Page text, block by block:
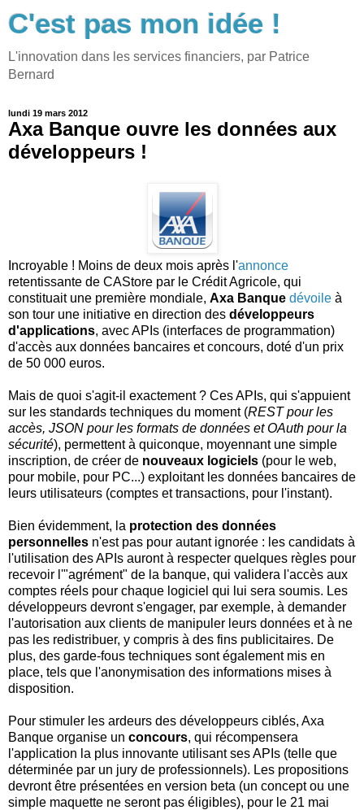
C'est pas mon idée !
L'innovation dans les services financiers, par Patrice
Bernard
lundi 19 mars 2012
Axa Banque ouvre les données aux
développeurs !
Incroyable ! Moins de deux mois après l'annonce
retentissante de CAStore par le Crédit Agricole, qui
constituait une première mondiale, Axa Banque dévoile à
son tour une initiative en direction des développeurs
d'applications, avec APIs (interfaces de programmation)
d'accès aux données bancaires et concours, doté d'un prix
de 50 000 euros.
Mais de quoi s'agit-il exactement ? Ces APIs, qui s'appuient
sur les standards techniques du moment (REST pour les
accès, JSON pour les formats de données et OAuth pour la
sécurité), permettent à quiconque, moyennant une simple
inscription, de créer de nouveaux logiciels (pour le web,
pour mobile, pour PC...) exploitant les données bancaires de
leurs utilisateurs (comptes et transactions, pour l'instant).
Bien évidemment, la protection des données
personnelles n'est pas pour autant ignorée : les candidats à
l'utilisation des APIs auront à respecter quelques règles pour
recevoir l'"agrément" de la banque, qui validera l'accès aux
comptes réels pour chaque logiciel qui lui sera soumis. Les
développeurs devront s'engager, par exemple, à demander
l'autorisation aux clients de manipuler leurs données et à ne
pas les redistribuer, y compris à des fins publicitaires. De
plus, des garde-fous techniques sont également mis en
place, tels que l'anonymisation des informations mises à
disposition.
Pour stimuler les ardeurs des développeurs ciblés, Axa
Banque organise un concours, qui récompensera
l'application la plus innovante utilisant ses APIs (telle que
déterminée par un jury de professionnels). Les propositions
devront être présentées en version beta (un concept ou une
simple maquette ne seront pas éligibles), pour le 21 mai